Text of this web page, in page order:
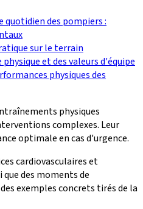
des pompiers :
sur le terrain
et des valeurs d'équipe
physiques des
physiques
complexes. Leur
optimale en cas d'urgence.
cardiovasculaires et
des moments de
exemples concrets tirés de la